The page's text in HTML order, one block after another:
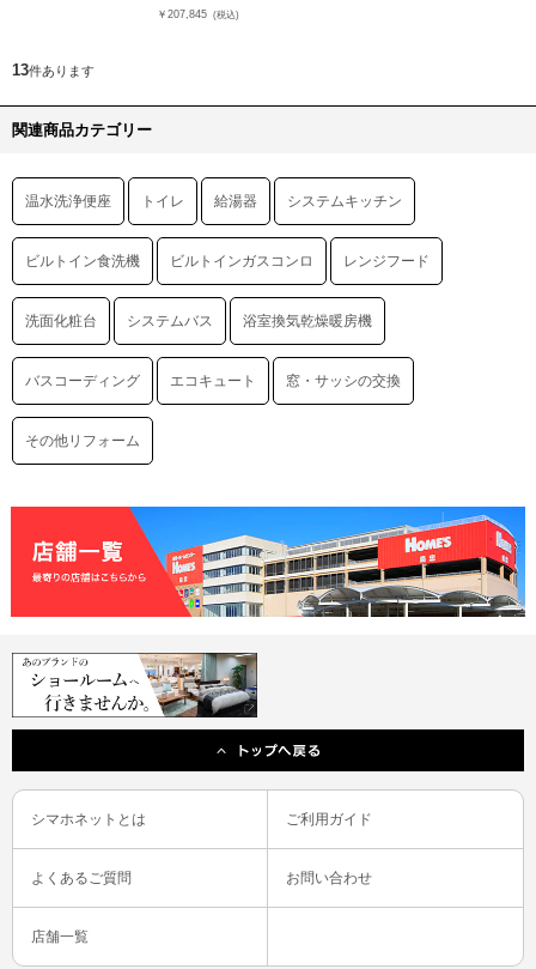
￥207,845 (税込)
13件あります
関連商品カテゴリー
温水洗浄便座 トイレ 給湯器 システムキッチン
ビルトイン食洗機 ビルトインガスコンロ レンジフード
洗面化粧台 システムバス 浴室換気乾燥暖房機
バスコーディング エコキュート 窓・サッシの交換
その他リフォーム
シマホネットとは ご利用ガイド
よくあるご質問 お問い合わせ
店舗一覧